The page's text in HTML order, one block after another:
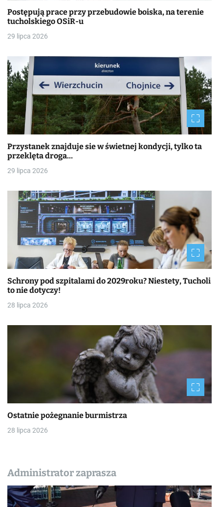
Postępują prace przy przebudowie boiska, na terenie
tucholskiego OSiR-u
29 lipca 2026
Przystanek znajduje sie w świetnej kondycji, tylko ta
przeklęta droga…
29 lipca 2026
Schrony pod szpitalami do 2029roku? Niestety, Tucholi
to nie dotyczy!
28 lipca 2026
Ostatnie pożegnanie burmistrza
28 lipca 2026
Administrator zaprasza